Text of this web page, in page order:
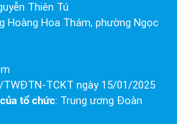
Thiên Tú
Hoàng Hoa Thám, phường Ngọc
TWĐTN-TCKT ngày 15/01/2025
tổ chức: Trung ương Đoàn